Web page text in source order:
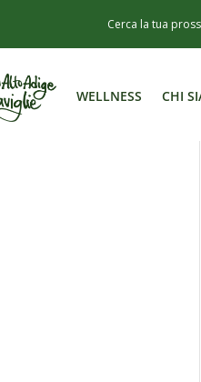
WELLNESS CHI